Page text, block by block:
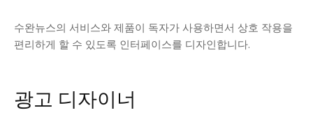
수완뉴스의 서비스와 제품이 독자가 사용하면서 상호 작용을
편리하게 할 수 있도록 인터페이스를 디자인합니다.
광고 디자이너